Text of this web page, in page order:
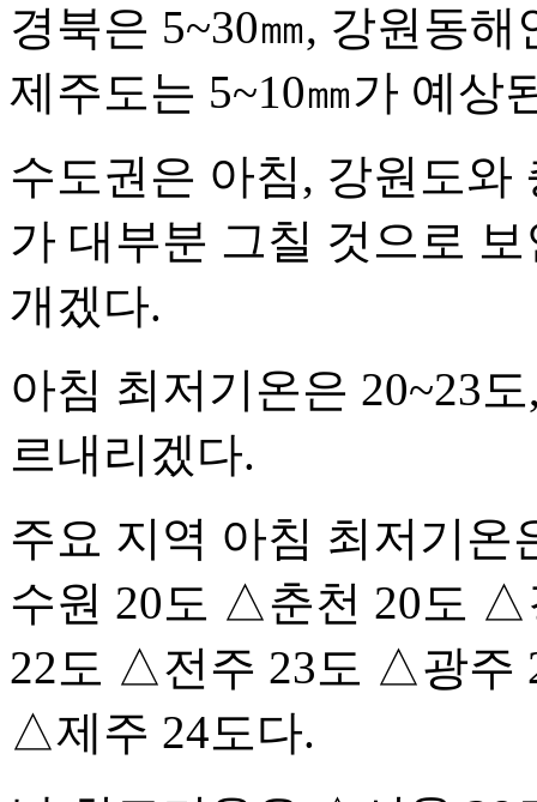
경북은 5~30㎜, 강원동해
제주도는 5~10㎜가 예상
수도권은 아침, 강원도와
가 대부분 그칠 것으로
개겠다.
아침 최저기온은 20~23
르내리겠다.
주요 지역 아침 최저기
수원 20도 △춘천 20도
22도 △전주 23도 △광주
△제주 24도다.